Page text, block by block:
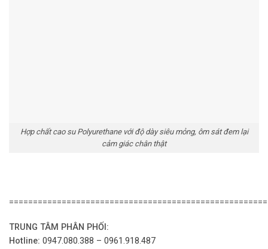
Hợp chất cao su Polyurethane với độ dày siêu mỏng, ôm sát đem lại
cảm giác chân thật
TRUNG TÂM PHÂN PHỐI:
Hotline: 0947.080.388 – 0961.918.487